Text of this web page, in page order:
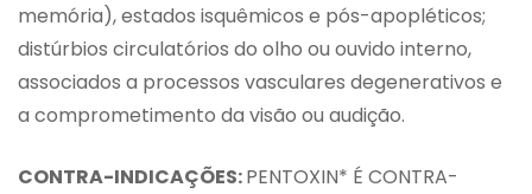
memória), estados isquêmicos e pós-apopléticos;
distúrbios circulatórios do olho ou ouvido interno,
associados a processos vasculares degenerativos e
a comprometimento da visão ou audição.
CONTRA-INDICAÇÕES:PENTOXIN* É CONTRA-